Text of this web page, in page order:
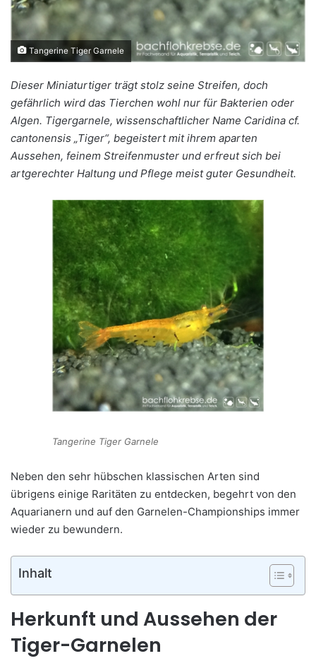
Tangerine Tiger Garnele
Dieser Miniaturtiger trägt stolz seine Streifen, doch
gefährlich wird das Tierchen wohl nur für Bakterien oder
Algen. Tigergarnele, wissenschaftlicher Name Caridina cf.
cantonensis „Tiger“, begeistert mit ihrem aparten
Aussehen, feinem Streifenmuster und erfreut sich bei
artgerechter Haltung und Pflege meist guter Gesundheit.
Tangerine Tiger Garnele
Neben den sehr hübschen klassischen Arten sind
übrigens einige Raritäten zu entdecken, begehrt von den
Aquarianern und auf den Garnelen-Championships immer
wieder zu bewundern.
Inhalt
Herkunft und Aussehen der
Tiger-Garnelen